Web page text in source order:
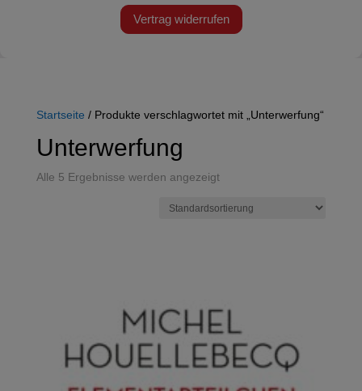
Vertrag widerrufen
Startseite / Produkte verschlagwortet mit „Unterwerfung“
Unterwerfung
Alle 5 Ergebnisse werden angezeigt